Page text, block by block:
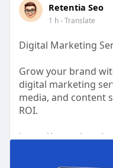
Retentia Seo
1 h- Translate
Digital Marketing
Grow your brand
digital marketing
media, and content
ROI.
https://